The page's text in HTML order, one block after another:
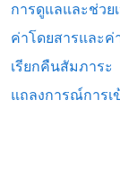
การดูแลและช่วย
ค่าโดยสารและค่
เรียกคืนสัมภาระ
แถลงการณ์การเ